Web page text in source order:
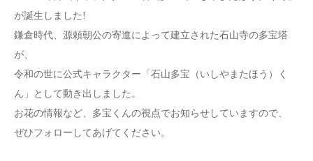
が誕生しました!
鎌倉時代、源頼朝公の寄進によって建立された石山寺の多宝塔
が、
令和の世に公式キャラクター「石山多宝（いしやまたほう）く
ん」として動き出しました。
お花の情報など、多宝くんの視点でお知らせしていますので、
ぜひフォローしてあげてください。